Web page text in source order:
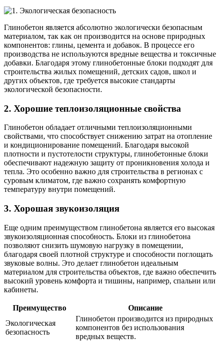
Глинобетон является абсолютно экологически безопасным
материалом, так как он производится на основе природных
компонентов: глины, цемента и добавок. В процессе его
производства не используются вредные вещества и токсичные
добавки. Благодаря этому глинобетонные блоки подходят для
строительства жилых помещений, детских садов, школ и
других объектов, где требуется высокие стандарты
экологической безопасности.
2. Хорошие теплоизоляционные свойства
Глинобетон обладает отличными теплоизоляционными
свойствами, что способствует снижению затрат на отопление
и кондиционирование помещений. Благодаря высокой
плотности и пустотелости структуры, глинобетонные блоки
обеспечивают надежную защиту от проникновения холода и
тепла. Это особенно важно для строительства в регионах с
суровым климатом, где важно сохранять комфортную
температуру внутри помещений.
3. Хорошая звукоизоляция
Еще одним преимуществом глинобетона является его высокая
звукоизоляционная способность. Блоки из глинобетона
позволяют снизить шумовую нагрузку в помещении,
благодаря своей плотной структуре и способности поглощать
звуковые волны. Это делает глинобетон идеальным
материалом для строительства объектов, где важно обеспечить
высокий уровень комфорта и тишины, например, спальни или
кабинеты.
Преимущество
Описание
Экологическая
безопасность
Глинобетон производится из природных
компонентов без использования
вредных веществ.